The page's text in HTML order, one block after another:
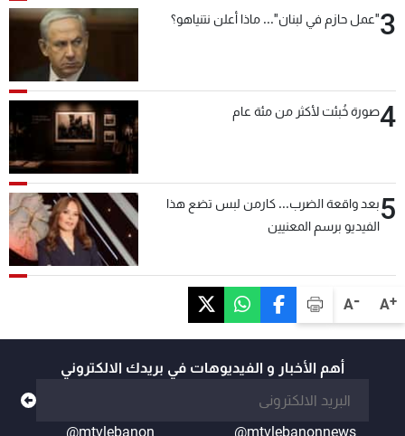
A+
A-
3"عمل حازم في لبنان"... ماذا أعلن نتنياهو؟
4صورة خُبئت لأكثر من مئة عام
5بعد واقعة الضرب... كارمن لبس تضع هذا
الفيديو برسم المعنيين
أهم الأخبار و الفيديوهات في بريدك الالكتروني
@mtvlebanonnews
@mtvlebanon